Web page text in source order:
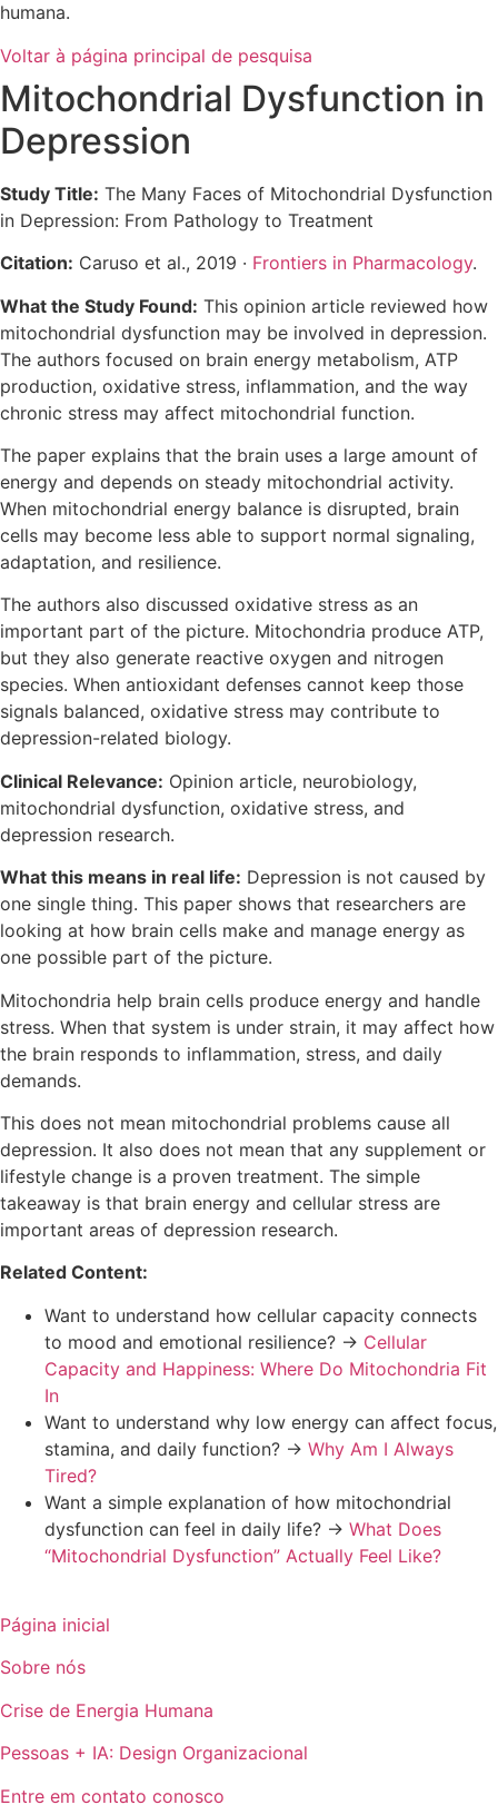
humana.
Voltar à página principal de pesquisa
Mitochondrial Dysfunction in
Depression
Study Title: The Many Faces of Mitochondrial Dysfunction
in Depression: From Pathology to Treatment
Citation: Caruso et al., 2019 · Frontiers in Pharmacology.
What the Study Found: This opinion article reviewed how
mitochondrial dysfunction may be involved in depression.
The authors focused on brain energy metabolism, ATP
production, oxidative stress, inflammation, and the way
chronic stress may affect mitochondrial function.
The paper explains that the brain uses a large amount of
energy and depends on steady mitochondrial activity.
When mitochondrial energy balance is disrupted, brain
cells may become less able to support normal signaling,
adaptation, and resilience.
The authors also discussed oxidative stress as an
important part of the picture. Mitochondria produce ATP,
but they also generate reactive oxygen and nitrogen
species. When antioxidant defenses cannot keep those
signals balanced, oxidative stress may contribute to
depression-related biology.
Clinical Relevance: Opinion article, neurobiology,
mitochondrial dysfunction, oxidative stress, and
depression research.
What this means in real life: Depression is not caused by
one single thing. This paper shows that researchers are
looking at how brain cells make and manage energy as
one possible part of the picture.
Mitochondria help brain cells produce energy and handle
stress. When that system is under strain, it may affect how
the brain responds to inflammation, stress, and daily
demands.
This does not mean mitochondrial problems cause all
depression. It also does not mean that any supplement or
lifestyle change is a proven treatment. The simple
takeaway is that brain energy and cellular stress are
important areas of depression research.
Related Content:
Want to understand how cellular capacity connects
to mood and emotional resilience? → Cellular
Capacity and Happiness: Where Do Mitochondria Fit
In
Want to understand why low energy can affect focus,
stamina, and daily function? → Why Am I Always
Tired?
Want a simple explanation of how mitochondrial
dysfunction can feel in daily life? → What Does
“Mitochondrial Dysfunction” Actually Feel Like?
Página inicial
Sobre nós
Crise de Energia Humana
Pessoas + IA: Design Organizacional
Entre em contato conosco